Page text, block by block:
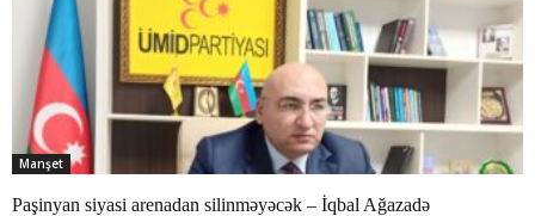
Manşet
Paşinyan siyasi arenadan silinməyəcək – İqbal Ağazadə